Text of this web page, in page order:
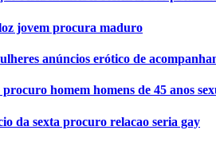
jovem procura maduro
anúncios erótico de
homem homens de 45 anos
da sexta procuro relacao seria gay